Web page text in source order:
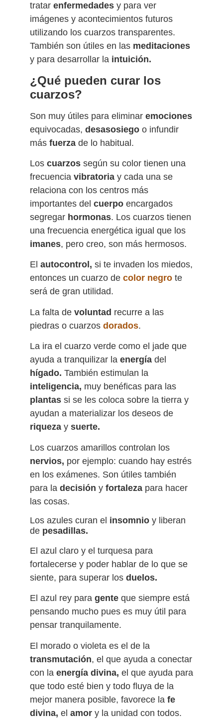
tratar enfermedades y para ver
imágenes y acontecimientos futuros
utilizando los cuarzos transparentes.
También son útiles en las meditaciones
y para desarrollar la intuición.
¿Qué pueden curar los
cuarzos?
Son muy útiles para eliminar emociones
equivocadas, desasosiego o infundir
más fuerza de lo habitual.
Los cuarzos según su color tienen una
frecuencia vibratoria y cada una se
relaciona con los centros más
importantes del cuerpo encargados
segregar hormonas. Los cuarzos tienen
una frecuencia energética igual que los
imanes, pero creo, son más hermosos.
El autocontrol, si te invaden los miedos,
entonces un cuarzo de color negro te
será de gran utilidad.
La falta de voluntad recurre a las
piedras o cuarzos dorados.
La ira el cuarzo verde como el jade que
ayuda a tranquilizar la energía del
hígado. También estimulan la
inteligencia, muy benéficas para las
plantas si se les coloca sobre la tierra y
ayudan a materializar los deseos de
riqueza y suerte.
Los cuarzos amarillos controlan los
nervios, por ejemplo: cuando hay estrés
en los exámenes. Son útiles también
para la decisión y fortaleza para hacer
las cosas.
Los azules curan el insomnio y liberan
de pesadillas.
El azul claro y el turquesa para
fortalecerse y poder hablar de lo que se
siente, para superar los duelos.
El azul rey para gente que siempre está
pensando mucho pues es muy útil para
pensar tranquilamente.
El morado o violeta es el de la
transmutación, el que ayuda a conectar
con la energía divina, el que ayuda para
que todo esté bien y todo fluya de la
mejor manera posible, favorece la fe
divina, el amor y la unidad con todos.